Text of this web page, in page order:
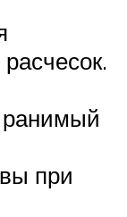
при